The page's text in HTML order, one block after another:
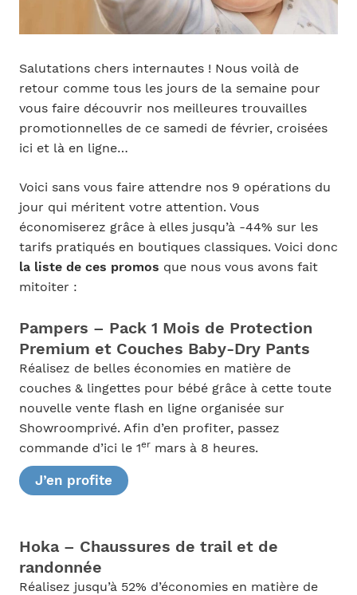
Salutations chers internautes ! Nous voilà de
retour comme tous les jours de la semaine pour
vous faire découvrir nos meilleures trouvailles
promotionnelles de ce samedi de février, croisées
ici et là en ligne…
Voici sans vous faire attendre nos 9 opérations du
jour qui méritent votre attention. Vous
économiserez grâce à elles jusqu’à -44% sur les
tarifs pratiqués en boutiques classiques. Voici donc
la liste de ces promos que nous vous avons fait
mitoiter :
Pampers – Pack 1 Mois de Protection
Premium et Couches Baby-Dry Pants
Réalisez de belles économies en matière de
couches & lingettes pour bébé grâce à cette toute
nouvelle vente flash en ligne organisée sur
Showroomprivé. Afin d’en profiter, passez
commande d’ici le 1ermars à 8 heures.
J’en profite
Hoka – Chaussures de trail et de
randonnée
Réalisez jusqu’à 52% d’économies en matière de